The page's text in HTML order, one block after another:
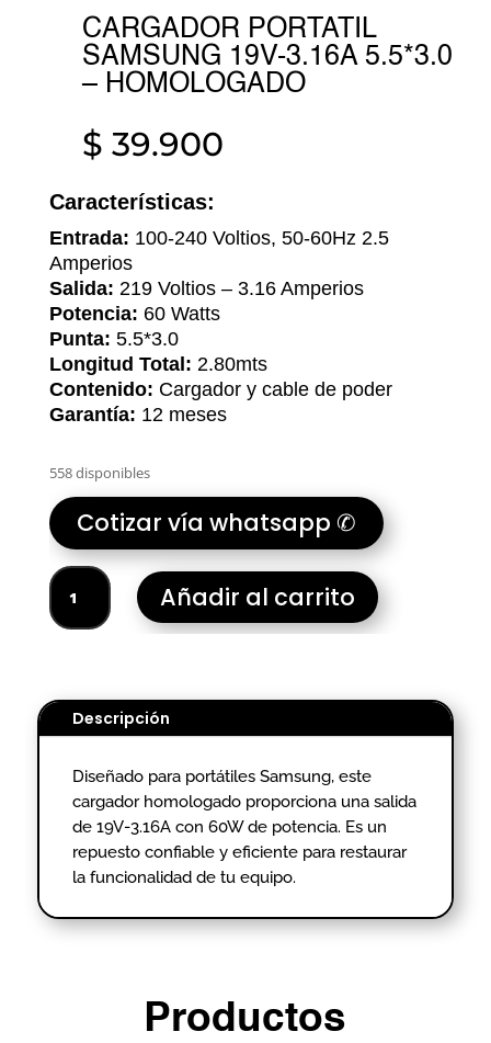
CARGADOR PORTATIL
SAMSUNG 19V-3.16A 5.5*3.0
– HOMOLOGADO
$ 39.900
Características:
Entrada: 100-240 Voltios, 50-60Hz 2.5
Amperios
Salida: 219 Voltios – 3.16 Amperios
Potencia: 60 Watts
Punta: 5.5*3.0
Longitud Total: 2.80mts
Contenido: Cargador y cable de poder
Garantía: 12 meses
558 disponibles
Cotizar vía whatsapp ✆
CARGADOR
PORTATIL
SAMSUNG
5.5*3.0
cantidad
Añadir al carrito
Descripción
Diseñado para portátiles Samsung, este
cargador homologado proporciona una salida
de 19V-3.16A con 60W de potencia. Es un
repuesto confiable y eficiente para restaurar
la funcionalidad de tu equipo.
Productos